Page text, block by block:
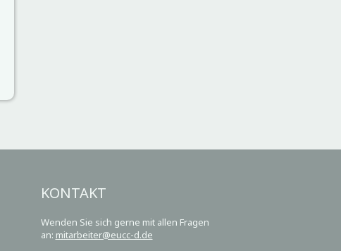
KONTAKT
Wenden Sie sich gerne mit allen Fragen
an: mitarbeiter@eucc-d.de